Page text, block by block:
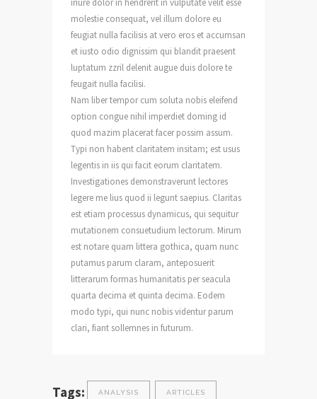
iriure dolor in hendrerit in vulputate velit esse
molestie consequat, vel illum dolore eu
feugiat nulla facilisis at vero eros et accumsan
et iusto odio dignissim qui blandit praesent
luptatum zzril delenit augue duis dolore te
feugait nulla facilisi.
Nam liber tempor cum soluta nobis eleifend
option congue nihil imperdiet doming id
quod mazim placerat facer possim assum.
Typi non habent claritatem insitam; est usus
legentis in iis qui facit eorum claritatem.
Investigationes demonstraverunt lectores
legere me lius quod ii legunt saepius. Claritas
est etiam processus dynamicus, qui sequitur
mutationem consuetudium lectorum. Mirum
est notare quam littera gothica, quam nunc
putamus parum claram, anteposuerit
litterarum formas humanitatis per seacula
quarta decima et quinta decima. Eodem
modo typi, qui nunc nobis videntur parum
clari, fiant sollemnes in futurum.
Tags: ANALYSIS ARTICLES